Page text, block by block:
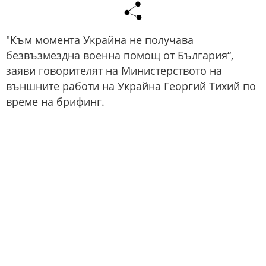
"Към момента Украйна не получава
безвъзмездна военна помощ от България“,
заяви говорителят на Министерството на
външните работи на Украйна Георгий Тихий по
време на брифинг.